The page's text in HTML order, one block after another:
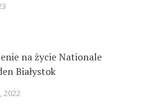
na życie Nationale
Białystok
2022